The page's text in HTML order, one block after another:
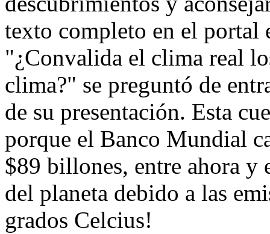
texto completo en el
"¿Convalida el clima real
clima?" se preguntó de
de su presentación. Esta
porque el Banco Mundial
$89 billones, entre ahora y
del planeta debido a las
grados Celcius!